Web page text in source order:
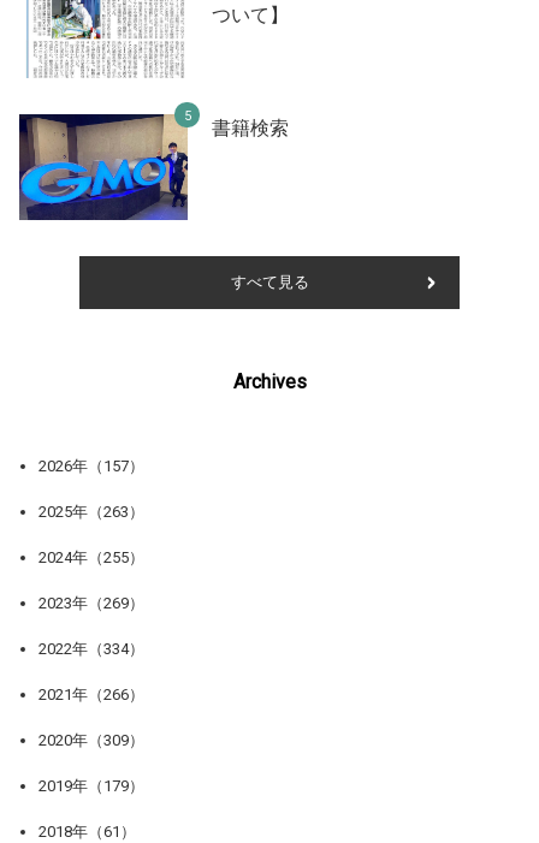
ついて】
書籍検索
すべて見る
Archives
2026年（157）
2025年（263）
2024年（255）
2023年（269）
2022年（334）
2021年（266）
2020年（309）
2019年（179）
2018年（61）